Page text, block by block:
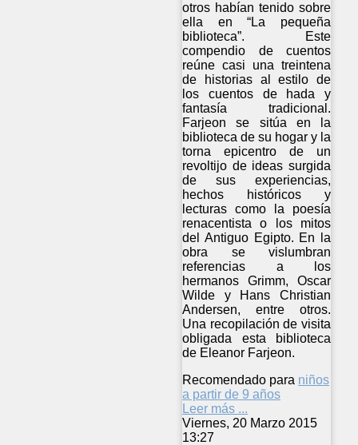
otros habían tenido sobre
ella en “La pequeña
biblioteca”. Este
compendio de cuentos
reúne casi una treintena
de historias al estilo de
los cuentos de hada y
fantasía tradicional.
Farjeon se sitúa en la
biblioteca de su hogar y la
torna epicentro de un
revoltijo de ideas surgida
de sus experiencias,
hechos históricos y
lecturas como la poesía
renacentista o los mitos
del Antiguo Egipto. En la
obra se vislumbran
referencias a los
hermanos Grimm, Oscar
Wilde y Hans Christian
Andersen, entre otros.
Una recopilación de visita
obligada esta biblioteca
de Eleanor Farjeon.
Recomendado para niños
a partir de 9 años
Leer más ...
Viernes, 20 Marzo 2015
13:27